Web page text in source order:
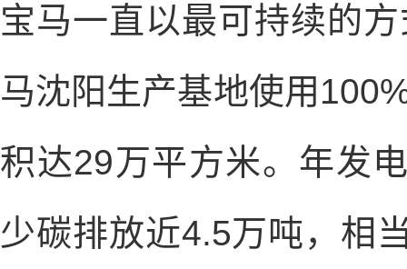
宝马一直以最可持续的
马沈阳生产基地使用
积达29万平方米。年发
少碳排放近4.5万吨，相